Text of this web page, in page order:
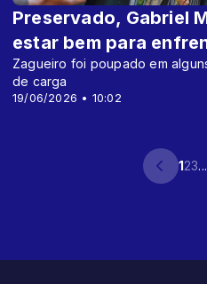
19/06/2026 • 10:02
Preservado, Gabriel
estar bem para
Zagueiro foi poupado em
de carga
123...